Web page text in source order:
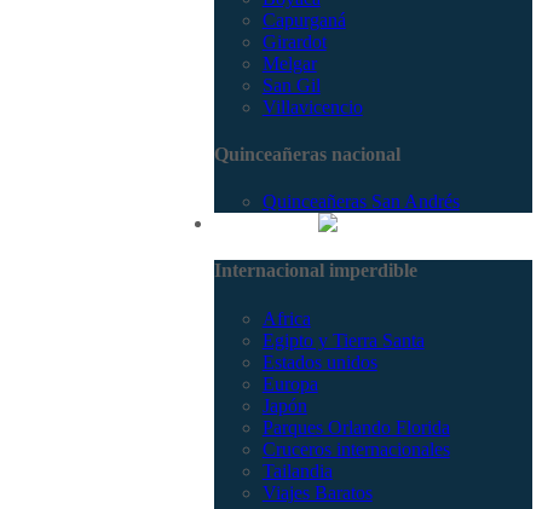
Capurganá
Girardot
Melgar
San Gil
Villavicencio
Quinceañeras nacional
Quinceañeras San Andrés
Internacional imperdible
Africa
Egipto y Tierra Santa
Estados unidos
Europa
Japón
Parques Orlando Florida
Cruceros internacionales
Tailandia
Viajes Baratos